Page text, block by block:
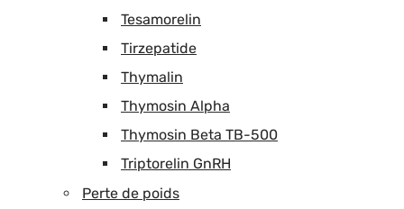
Tesamorelin
Tirzepatide
Thymalin
Thymosin Alpha
Thymosin Beta TB-500
Triptorelin GnRH
Perte de poids